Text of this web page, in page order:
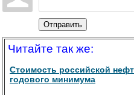
Отправить
Читайте так же:
Стоимость российской
годового минимума